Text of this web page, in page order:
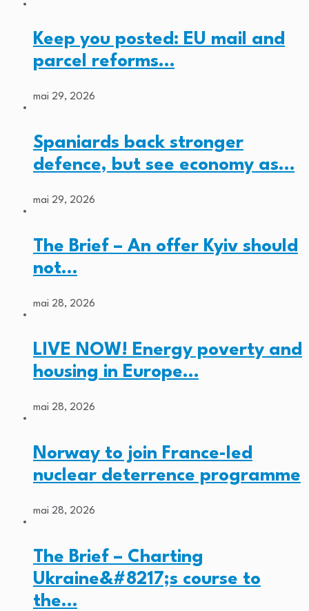
Keep you posted: EU mail and
parcel reforms…
mai 29, 2026
Spaniards back stronger
defence, but see economy as…
mai 29, 2026
The Brief – An offer Kyiv should
not…
mai 28, 2026
LIVE NOW! Energy poverty and
housing in Europe…
mai 28, 2026
Norway to join France-led
nuclear deterrence programme
mai 28, 2026
The Brief – Charting
Ukraine&#8217;s course to
the…